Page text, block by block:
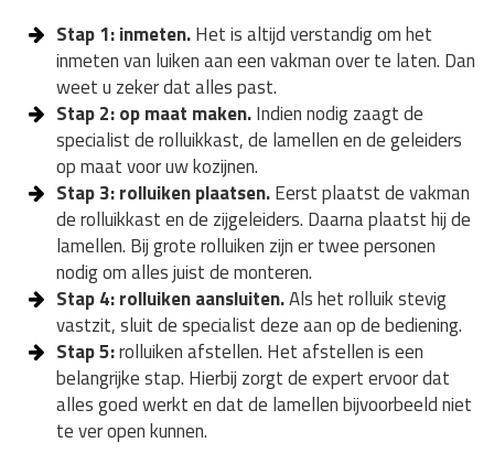
Stap 1: inmeten.Het is altijd verstandig om het
inmeten van luiken aan een vakman over te laten. Dan
weet u zeker dat alles past.
Stap 2: op maat maken.Indien nodig zaagt de
specialist de rolluikkast, de lamellen en de geleiders
op maat voor uw kozijnen.
Stap 3: rolluiken plaatsen.Eerst plaatst de vakman
de rolluikkast en de zijgeleiders. Daarna plaatst hij de
lamellen. Bij grote rolluiken zijn er twee personen
nodig om alles juist de monteren.
Stap 4: rolluiken aansluiten.Als het rolluik stevig
vastzit, sluit de specialist deze aan op de bediening.
Stap 5:rolluiken afstellen. Het afstellen is een
belangrijke stap. Hierbij zorgt de expert ervoor dat
alles goed werkt en dat de lamellen bijvoorbeeld niet
te ver open kunnen.